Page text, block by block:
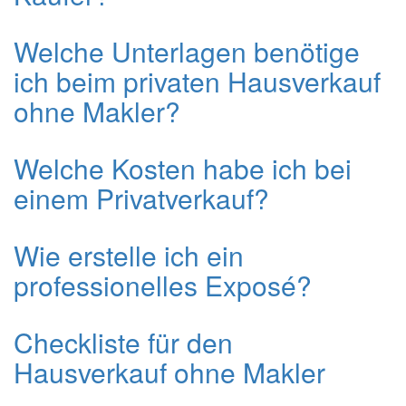
Welche Unterlagen benötige
ich beim privaten Hausverkauf
ohne Makler?
Welche Kosten habe ich bei
einem Privatverkauf?
Wie erstelle ich ein
professionelles Exposé?
Checkliste für den
Hausverkauf ohne Makler